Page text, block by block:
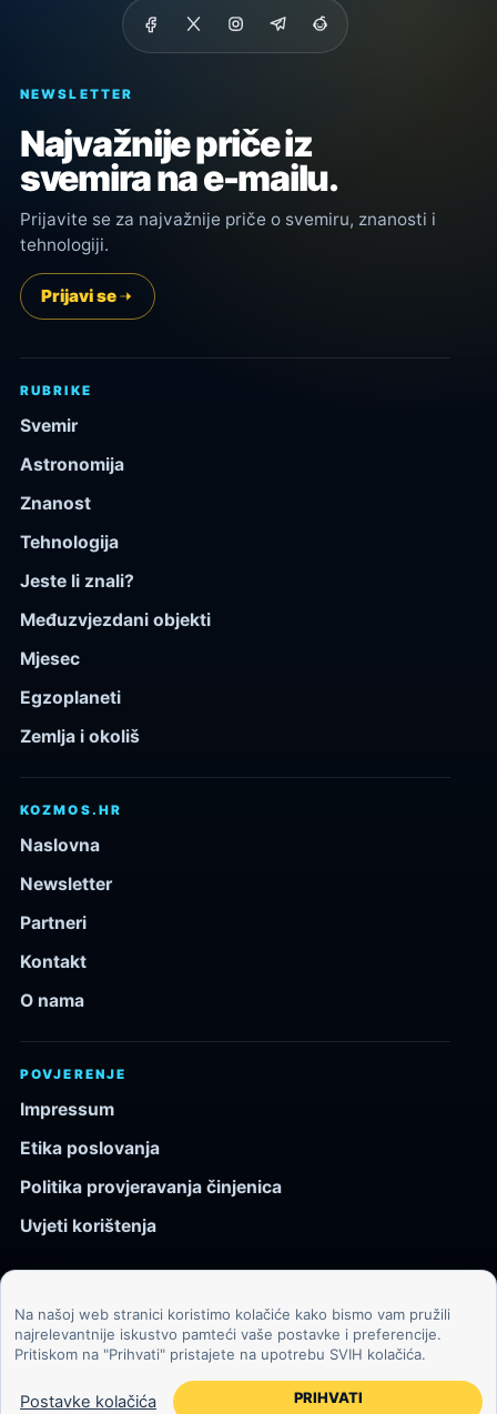
NEWSLETTER
Najvažnije priče iz
svemira na e-mailu.
Prijavite se za najvažnije priče o svemiru, znanosti i
tehnologiji.
Prijavi se
RUBRIKE
Svemir
Astronomija
Znanost
Tehnologija
Jeste li znali?
Međuzvjezdani objekti
Mjesec
Egzoplaneti
Zemlja i okoliš
KOZMOS.HR
Naslovna
Newsletter
Partneri
Kontakt
O nama
POVJERENJE
Impressum
Etika poslovanja
Politika provjeravanja činjenica
Uvjeti korištenja
© 2026 Kozmos.hr. Sva prava pridržana.
Svemir, znanost, tehnologija i velike ideje za znatiželjne
čitatelje.
Na našoj web stranici koristimo kolačiće kako bismo vam pružili
najrelevantnije iskustvo pamteći vaše postavke i preferencije.
Pritiskom na "Prihvati" pristajete na upotrebu SVIH kolačića.
Postavke kolačića PRIHVATI